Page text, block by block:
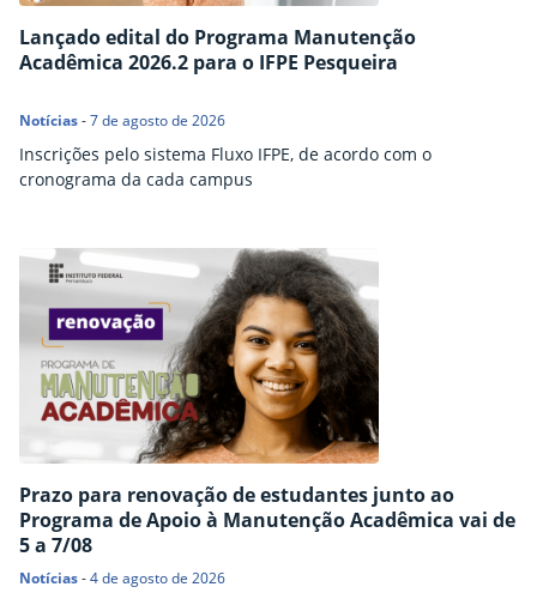
Lançado edital do Programa Manutenção
Acadêmica 2026.2 para o IFPE Pesqueira
Notícias-7 de agosto de 2026
Inscrições pelo sistema Fluxo IFPE, de acordo com o
cronograma da cada campus
Prazo para renovação de estudantes junto ao
Programa de Apoio à Manutenção Acadêmica vai de
5 a 7/08
Notícias-4 de agosto de 2026